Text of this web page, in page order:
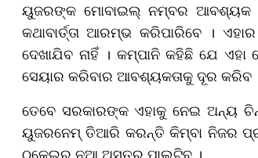
ୟୁଜରଙ୍କ ମୋବାଇଲ୍ ନମ୍ବର ଆବଶ୍ୟକ
କଥାବାର୍ତ୍ତା ଆରମ୍ଭ କରିପାରିବେ ।
ଦେଖାଯିବ ନାହିଁ । କମ୍ପାନି କହିଛି ଯେ
ସେୟାର କରିବାର ଆବଶ୍ୟକତାକୁ ଦୂର କରିବ
ତେବେ ସରକାରଙ୍କ ଏହାକୁ ନେଇ ଅନ୍ୟ
ୟୁଜରନେମ୍ ତିଆରି କରନ୍ତି କିମ୍ବା ନିଜର
ଠକେଇର ନୂଆ ଅସ୍ତ୍ର ପାଲଟିବ ।